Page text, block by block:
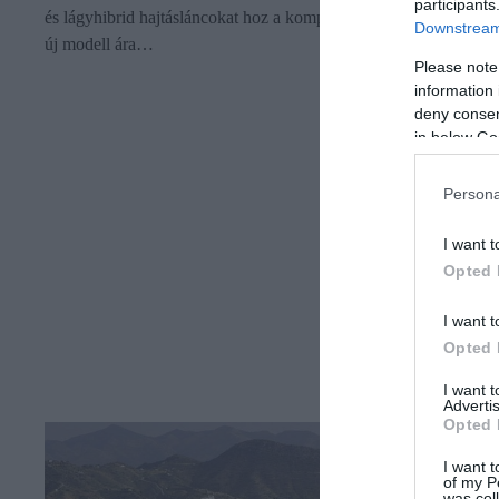
Please
information
deny
in below
I want
Opted
I want
Opted
I want
Opted
I want
of my
és lágyhibrid hajtásláncokat hoz a kompakt SUV kategóriába. Az
új modell ára…